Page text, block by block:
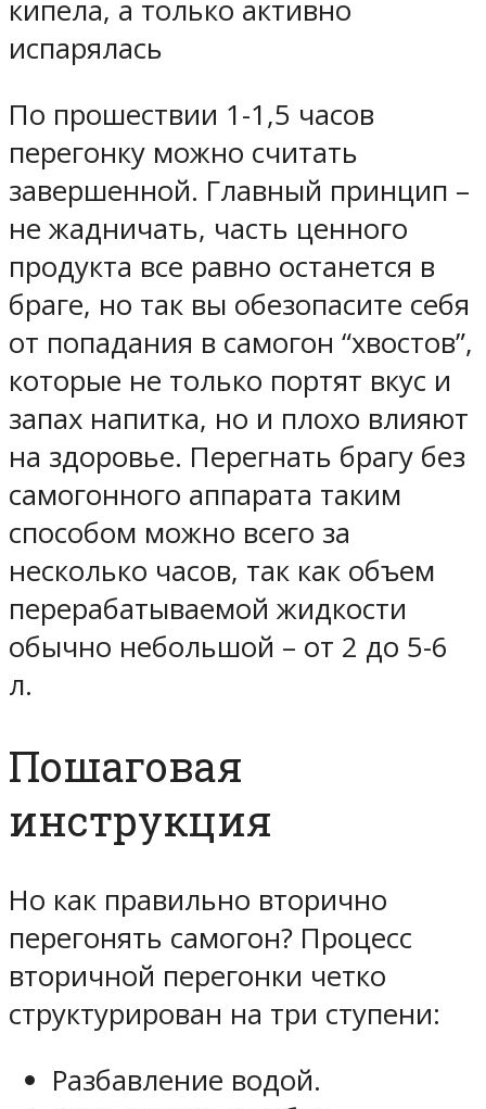
кипела, а только активно
испарялась
По прошествии 1-1,5 часов
перегонку можно считать
завершенной. Главный принцип –
не жадничать, часть ценного
продукта все равно останется в
браге, но так вы обезопасите себя
от попадания в самогон “хвостов”,
которые не только портят вкус и
запах напитка, но и плохо влияют
на здоровье. Перегнать брагу без
самогонного аппарата таким
способом можно всего за
несколько часов, так как объем
перерабатываемой жидкости
обычно небольшой – от 2 до 5-6
л.
Пошаговая
инструкция
Но как правильно вторично
перегонять самогон? Процесс
вторичной перегонки четко
структурирован на три ступени:
Разбавление водой.